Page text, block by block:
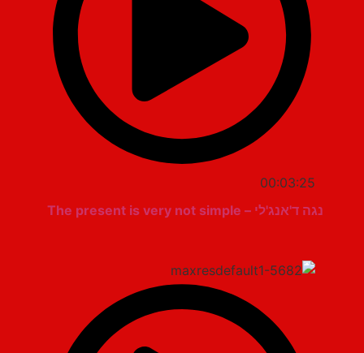
00:03:25
נגה ד'אנג'לי – The present is very not simple